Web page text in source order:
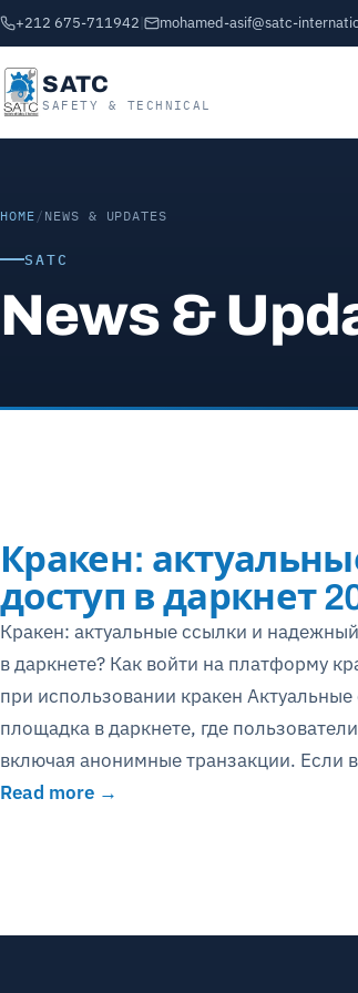
+212 675-711942 mohamed-asif@satc-
SATC
SAFETY & TECHNICAL
HOME / NEWS & UPDATES
SATC
News &
Кракен:
доступ в даркнет
Кракен: актуальные ссылки и
в даркнете? Как войти на платформу
при использовании кракен
площадка в даркнете, где
включая анонимные транзакции. Если
Read more →